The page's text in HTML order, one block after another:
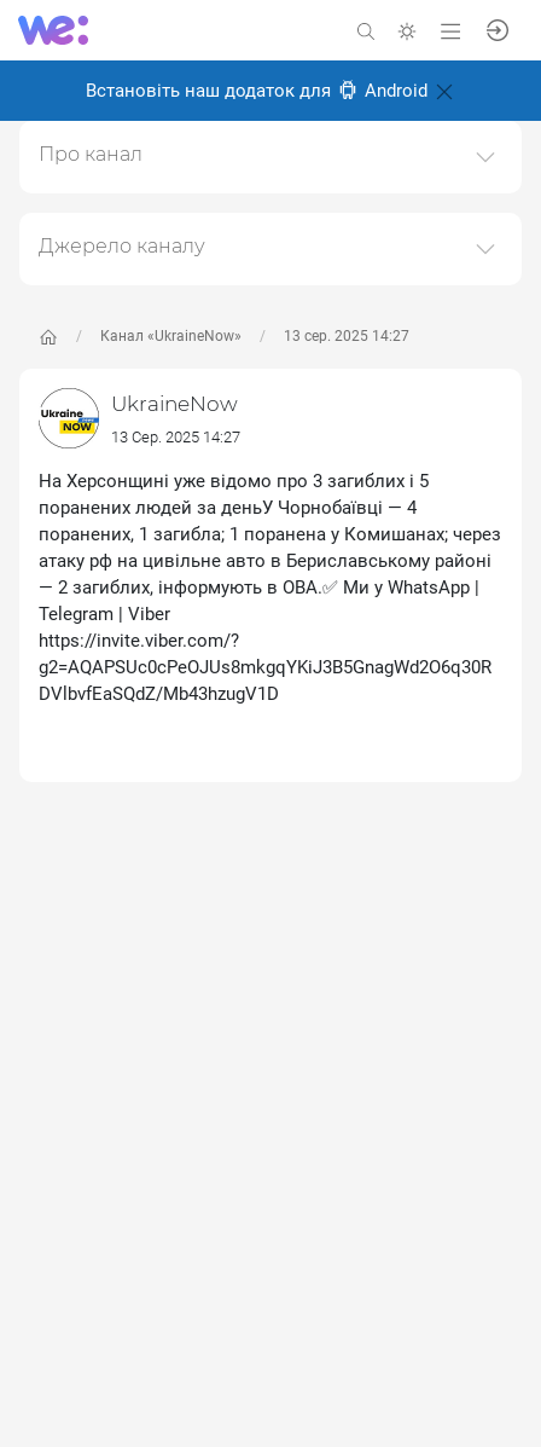
Встановіть наш додаток для Android
Канал «UkraineNow» 13 сер. 2025 14:27
UkraineNow
13 Сер. 2025 14:27
На Херсонщині уже відомо про 3 загиблих і 5
поранених людей за деньУ Чорнобаївці — 4
поранених, 1 загибла; 1 поранена у Комишанах; через
атаку рф на цивільне авто в Бериславському районі
— 2 загиблих, інформують в ОВА.✅ Ми у WhatsApp |
Telegram | Viber
https://invite.viber.com/?
g2=AQAPSUc0cPeOJUs8mkgqYKiJ3B5GnagWd2O6q30R
DVlbvfEaSQdZ/Mb43hzugV1D
Про канал
Створено: 24 серпня 2024
Джерело каналу
метою його популяризації та збільшення аудиторії
Переходьте за посиланнями в дописах для
отримання повної інформації про Автора, чи